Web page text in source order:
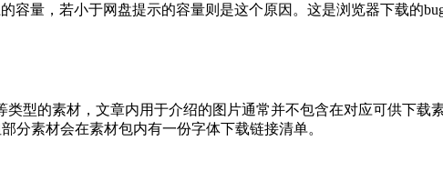
容量，若小于网盘提示的容量则是这个原因。这是浏览器下载的
型的素材，文章内用于介绍的图片通常并不包含在对应可供下
分素材会在素材包内有一份字体下载链接清单。